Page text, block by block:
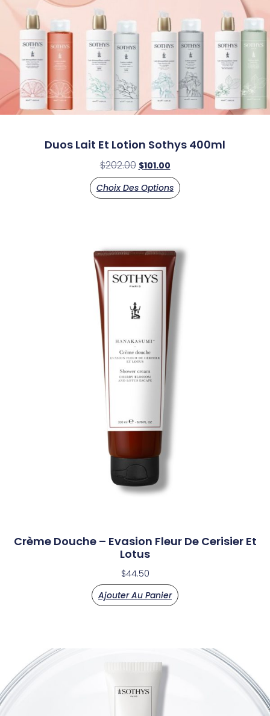
Duos Lait Et Lotion Sothys 400ml
$202.00 $101.00
Choix Des Options
Crème Douche – Evasion Fleur De Cerisier Et
Lotus
$44.50
Ajouter Au Panier